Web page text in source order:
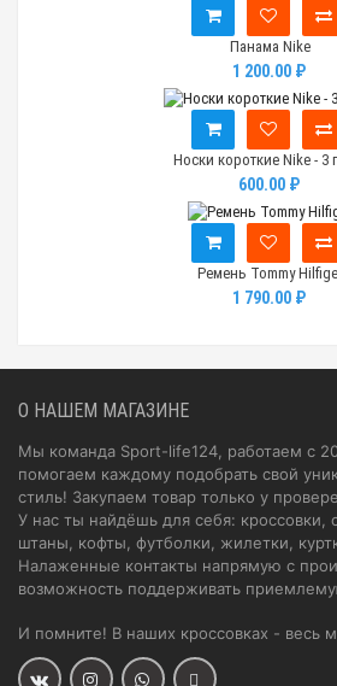
Панама Nike
1 200.00 ₽
Носки короткие Nike - 3
600.00 ₽
Ремень Tommy
1 790.00 ₽
О НАШЕМ МАГАЗИНЕ
Мы команда Sport-life124, работаем с
помогаем каждому подобрать свой
стиль! Закупаем товар только у
У нас ты найдёшь для себя: кроссовки,
штаны, кофты, футболки, жилетки,
Налаженные контакты напрямую с
возможность поддерживать
И помните! В наших кроссовках - весь